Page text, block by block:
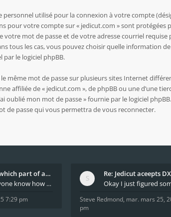
utilisé pour la connexion à votre compte
pour votre compte sur « jedicut.com » sont protégées
mot de passe et de votre adresse courriel requise
tous les cas, vous pouvez choisir quelle information
le logiciel phpBB.
même mot de passe sur plusieurs sites Internet
affiliée de « jedicut.com », de phpBB ou une d’une
oublié mon mot de passe » fournie par le logiciel
de passe qui vous permettra de vous reconnecter.
What decides which part of an airfoil is the extra
Hi All, does anyone know how Jedicut decides which
7:29 pm Steve Redmond, mar. mars 25,
pm